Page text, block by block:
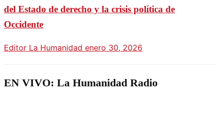
del Estado de derecho y la crisis política de
Occidente
Editor La Humanidad enero 30, 2026
EN VIVO: La Humanidad Radio